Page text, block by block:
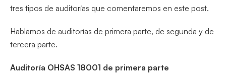
tres tipos de auditorías que comentaremos en este post.
Hablamos de auditorías de primera parte, de segunda y de
tercera parte.
Auditoría OHSAS 18001 de primera parte